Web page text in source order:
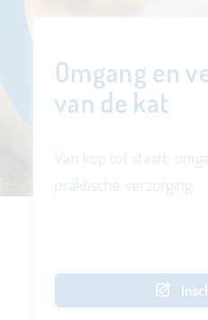
Omgang en
van de kat